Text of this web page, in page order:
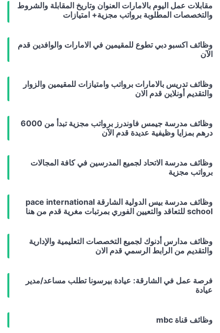
مقابلات عمل اليوم بالامارات العنوان وتاريخ المقابلة والشروط
والتخصصات المطلوبة برواتب مجزية+ امتيازات
وظائف اكسبو دبي تطوع للمقيمين في الامارات والوافدين قدم
الآن
وظائف تدريس بالامارات برواتب وامتيازات للمقيمين والزوار
والتقديم أونلاين قدم الان
وظائف مدرسة جيمس فاوندرز برواتب مجزية تبدأ من 6000
درهم بمزايا وظيفية عديدة قدم الآن
وظائف مدرسة الاتحاد لجميع المدرسين في كافة المجالات
برواتب مجزية
وظائف مدرسة بيس الدولية الشارقة pace international
school للتعاقد والتعيين الفوري بمرتبات مغرية قدم من هنا
وظائف مدارس أدنوك لجميع التخصصات التعليمية والإدارية
والتقديم من الرابط الرسمي قدم الان
فرصة عمل في الشارقة: عيادة بيرسونا تطلب مساعد/مدير
عيادة
وظائف قناة mbc